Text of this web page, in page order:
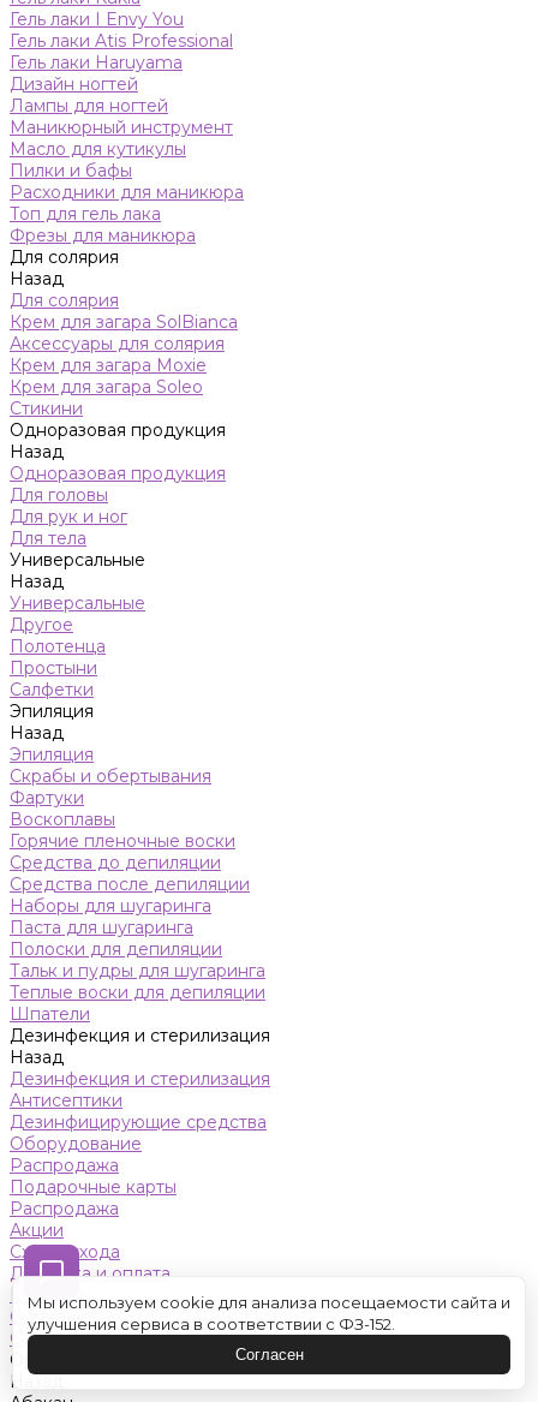
Гель лаки I Envy You
Гель лаки Atis Professional
Гель лаки Haruyama
Дизайн ногтей
Лампы для ногтей
Маникюрный инструмент
Масло для кутикулы
Пилки и бафы
Расходники для маникюра
Топ для гель лака
Фрезы для маникюра
Для солярия
Назад
Для солярия
Крем для загара SolBianca
Аксессуары для солярия
Крем для загара Moxie
Крем для загара Soleo
Стикини
Одноразовая продукция
Назад
Одноразовая продукция
Для головы
Для рук и ног
Для тела
Универсальные
Назад
Универсальные
Другое
Полотенца
Простыни
Салфетки
Эпиляция
Назад
Эпиляция
Скрабы и обертывания
Фартуки
Воскоплавы
Горячие пленочные воски
Средства до депиляции
Средства после депиляции
Наборы для шугаринга
Паста для шугаринга
Полоски для депиляции
Тальк и пудры для шугаринга
Теплые воски для депиляции
Шпатели
Дезинфекция и стерилизация
Назад
Дезинфекция и стерилизация
Антисептики
Дезинфицирующие средства
Оборудование
Распродажа
Подарочные карты
Распродажа
Акции
Схемы ухода
Доставка и оплата
Контакты
Обучение
Салон красоты
Оренбург
Назад
Мы используем cookie для анализа посещаемости сайта и
улучшения сервиса в соответствии с ФЗ-152.
Согласен